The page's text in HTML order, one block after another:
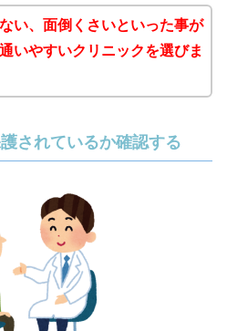
い、面倒くさいといった事が
いやすいクリニックを選びま
されているか確認する